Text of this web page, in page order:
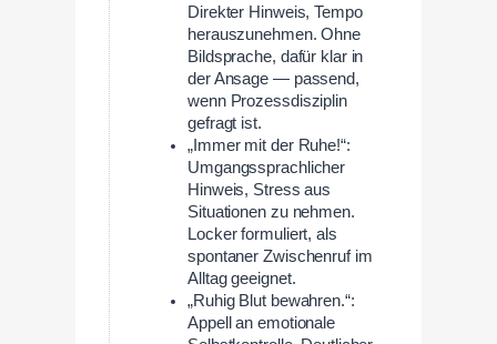
Direkter Hinweis, Tempo
herauszunehmen. Ohne
Bildsprache, dafür klar in
der Ansage — passend,
wenn Prozessdisziplin
gefragt ist.
„Immer mit der Ruhe!“:
Umgangssprachlicher
Hinweis, Stress aus
Situationen zu nehmen.
Locker formuliert, als
spontaner Zwischenruf im
Alltag geeignet.
„Ruhig Blut bewahren.“:
Appell an emotionale